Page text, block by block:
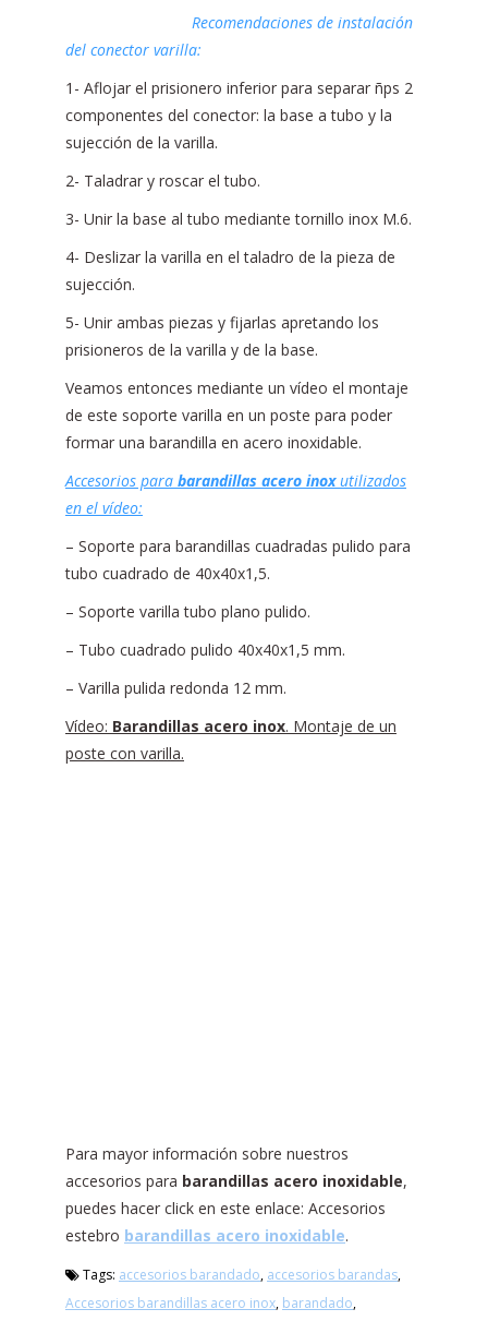
Recomendaciones de instalación
del conector varilla:
1- Aflojar el prisionero inferior para separar ñps 2
componentes del conector: la base a tubo y la
sujección de la varilla.
2- Taladrar y roscar el tubo.
3- Unir la base al tubo mediante tornillo inox M.6.
4- Deslizar la varilla en el taladro de la pieza de
sujección.
5- Unir ambas piezas y fijarlas apretando los
prisioneros de la varilla y de la base.
Veamos entonces mediante un vídeo el montaje
de este soporte varilla en un poste para poder
formar una barandilla en acero inoxidable.
Accesorios para barandillas acero inoxutilizados
en el vídeo:
– Soporte para barandillas cuadradas pulido para
tubo cuadrado de 40x40x1,5.
– Soporte varilla tubo plano pulido.
– Tubo cuadrado pulido 40x40x1,5 mm.
– Varilla pulida redonda 12 mm.
Vídeo: Barandillas acero inox. Montaje de un
poste con varilla.
Para mayor información sobre nuestros
accesorios para barandillas acero inoxidable,
puedes hacer click en este enlace: Accesorios
estebro barandillas acero inoxidable.
Tags: accesorios barandado, accesorios barandas,
Accesorios barandillas acero inox, barandado,